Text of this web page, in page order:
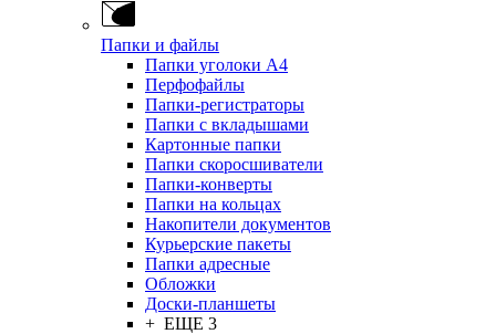
Папки и файлы
Папки уголоки А4
Перфофайлы
Папки-регистраторы
Папки с вкладышами
Картонные папки
Папки скоросшиватели
Папки-конверты
Папки на кольцах
Накопители документов
Курьерские пакеты
Папки адресные
Обложки
Доски-планшеты
+ ЕЩЕ 3